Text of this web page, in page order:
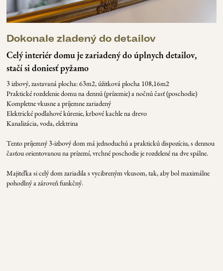
Dokonale zladený do detailov
Celý interiér domu je zariadený do úplnych detailov,
stačí si doniesť pyžamo
3 izbový, zastavaná plocha: 63m2, úžitková plocha 108,16m2
Praktické rozdelenie domu na dennú (prízemie) a nočnú časť (poschodie)
Kompletne vkusne a príjemne zariadený
Elektrické podlahové kúrenie, krbové kachle na drevo
Kanalizácia, voda, elektrina
Tento príjemný 3-izbový dom má jednoduchú a praktickú dispozíciu, s dennou
časťou orientovanou na prízemí, vrchné poschodie je rozdelené na dve spálne.
Majiteľka si celý dom zariadila s vycibreným vkusom, tak, aby bol maximálne
pohodlný a zároveň funkčný.